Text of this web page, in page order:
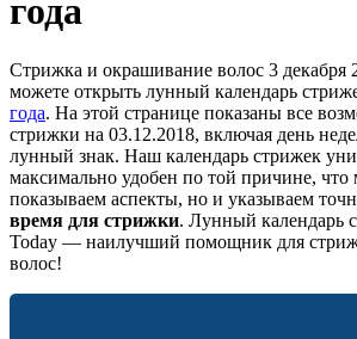
года
Стрижка и окрашивание волос 3 декабря
можете открыть лунный календарь
года. На этой странице показаны все
стрижки на 03.12.2018, включая день
лунный знак. Наш календарь стрижек
максимально удобен по той причине, что
показываем аспекты, но и указываем
время для стрижки. Лунный календарь
Today — наилучший помощник для
волос!